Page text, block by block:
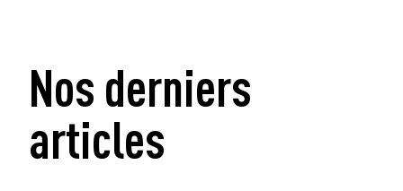
Nos derniers
articles